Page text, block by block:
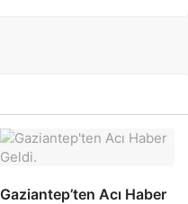
Gaziantep’ten Acı Haber